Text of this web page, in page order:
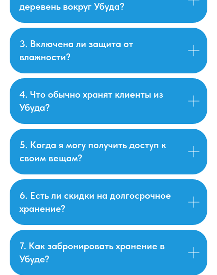
деревень вокруг Убуда?
3. Включена ли защита от
влажности?
4. Что обычно хранят клиенты из
Убуда?
5. Когда я могу получить доступ к
своим вещам?
6. Есть ли скидки на долгосрочное
хранение?
7. Как забронировать хранение в
Убуде?